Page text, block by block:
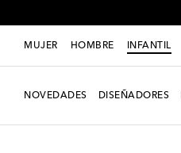
MUJER HOMBRE INFANTIL
NOVEDADES DISEÑADORES